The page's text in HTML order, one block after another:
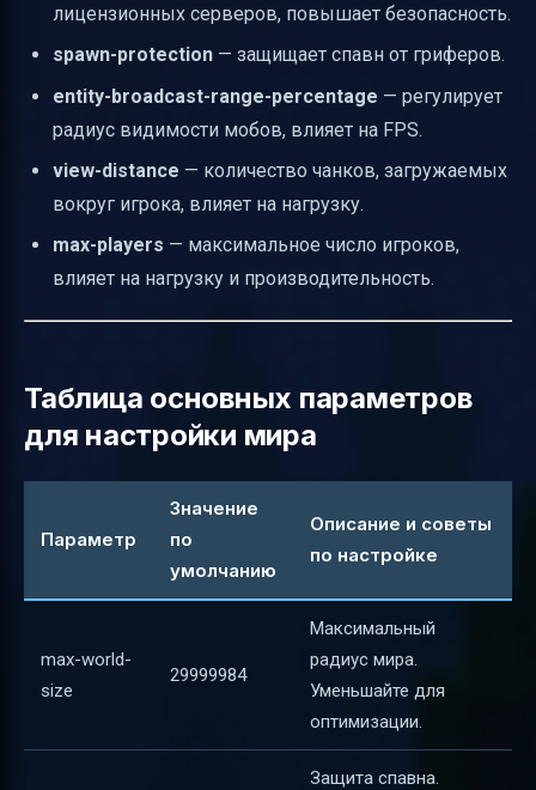
лицензионных серверов, повышает безопасность.
spawn-protection — защищает спавн от гриферов.
entity-broadcast-range-percentage — регулирует
радиус видимости мобов, влияет на FPS.
view-distance — количество чанков, загружаемых
вокруг игрока, влияет на нагрузку.
max-players — максимальное число игроков,
влияет на нагрузку и производительность.
Таблица основных параметров
для настройки мира
Параметр
Значение
по
умолчанию
Описание и советы
по настройке
max-world-
size
29999984
Максимальный
радиус мира.
Уменьшайте для
оптимизации.
Защита спавна.